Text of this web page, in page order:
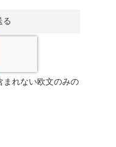
まれない欧文のみの